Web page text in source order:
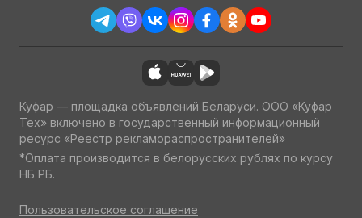
Куфар — площадка объявлений Беларуси. ООО «Куфар
Тех» включено в государственный информационный
ресурс «Реестр рекламораспространителей»
*Оплата производится в белорусских рублях по курсу
НБ РБ.
Пользовательское соглашение